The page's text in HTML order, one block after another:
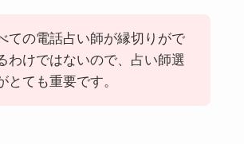
ての電話占い師が縁切り がで
わけではないので、占い師選
とても重要です。